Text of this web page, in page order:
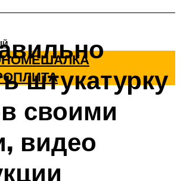
штукатурку
своими
видео